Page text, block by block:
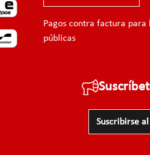
Pagos contra factura
públicas
Suscribirse